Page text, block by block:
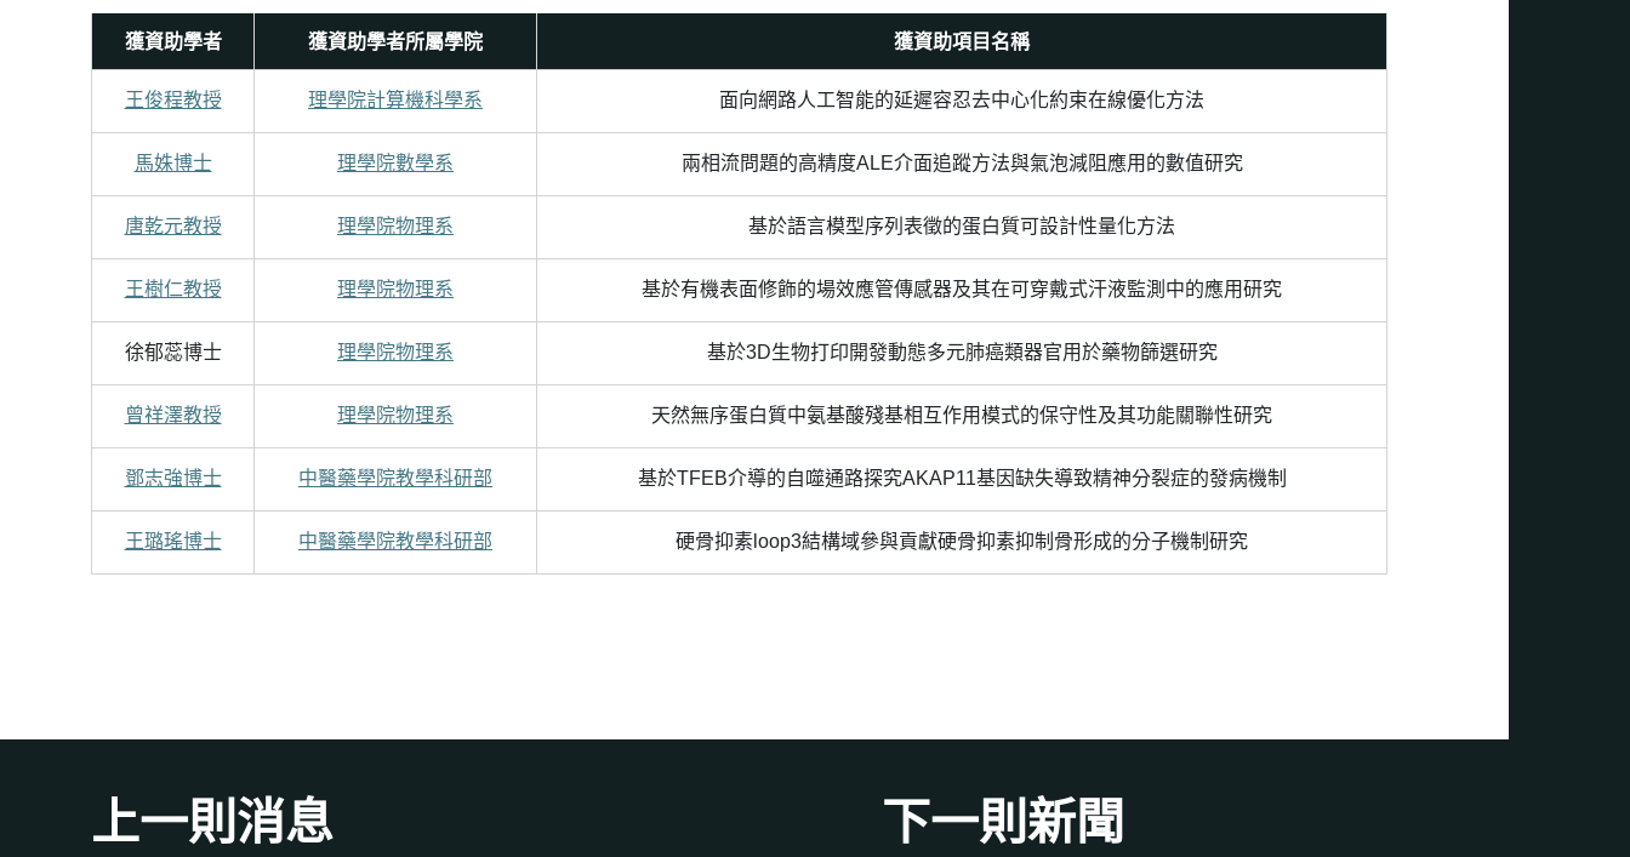
獲資助學者 獲資助學者所屬學院 獲資助項目名稱
王俊程教授 理學院計算機科學系 面向網路人工智能的延遲容忍去中心化約束在線優化方法
馬姝博士 理學院數學系 兩相流問題的高精度ALE介面追蹤方法與氣泡減阻應用的數值研究
唐乾元教授 理學院物理系 基於語言模型序列表徵的蛋白質可設計性量化方法
王樹仁教授 理學院物理系 基於有機表面修飾的場效應管傳感器及其在可穿戴式汗液監測中的應用研究
徐郁蕊博士 理學院物理系 基於3D生物打印開發動態多元肺癌類器官用於藥物篩選研究
曾祥澤教授 理學院物理系 天然無序蛋白質中氨基酸殘基相互作用模式的保守性及其功能關聯性研究
鄧志強博士 中醫藥學院教學科研部 基於TFEB介導的自噬通路探究AKAP11基因缺失導致精神分裂症的發病機制
王璐瑤博士 中醫藥學院教學科研部 硬骨抑素loop3結構域參與貢獻硬骨抑素抑制骨形成的分子機制研究
上一則消息 下一則新聞